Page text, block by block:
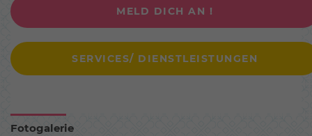
MELD DICH AN !
SERVICES/ DIENSTLEISTUNGEN
Fotogalerie